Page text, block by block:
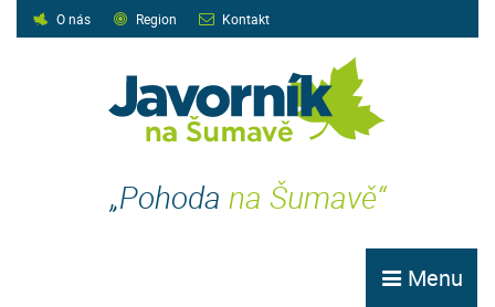
O nás Region Kontakt
„Pohoda na Šumavě“
Menu